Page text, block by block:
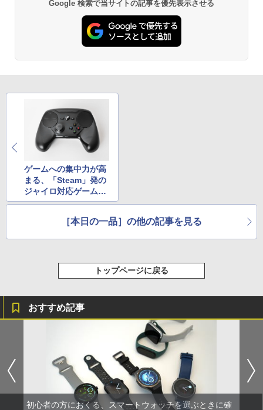
Google 検索で当サイトの記事を優先表示させる
ゲームへの集中力が高
まる、「Steam」発の
ジャイロ対応ゲームパ
ッド
［本日の一品］の他の記事を見る
トップページに戻る
おすすめ記事
初心者の方におくる、スマートウォッチを選ぶときに確